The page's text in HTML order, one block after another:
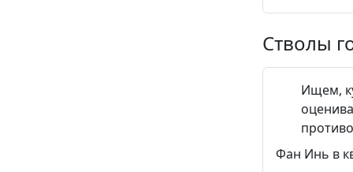
Стволы
Ищем,
Фан Инь в